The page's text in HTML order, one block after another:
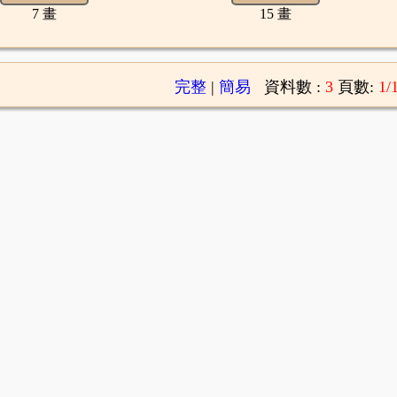
7 畫 15 畫
完整| 簡易 資料數 : 3 頁數: 1/